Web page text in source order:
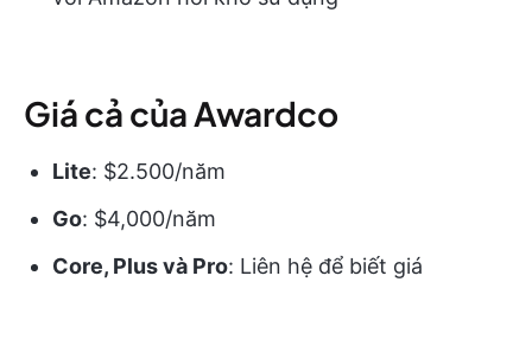
Giá cả của Awardco
Lite: $2.500/năm
Go: $4,000/năm
Core, Plus và Pro: Liên hệ để biết giá